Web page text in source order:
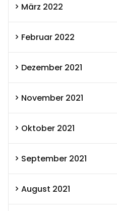
März 2022
Februar 2022
Dezember 2021
November 2021
Oktober 2021
September 2021
August 2021